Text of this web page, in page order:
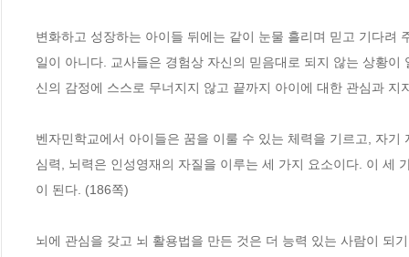
변화하고 성장하는 아이들 뒤에는 같이 눈물 흘리며 믿고 기다려
일이 아니다. 교사들은 경험상 자신의 믿음대로 되지 않는 상황
신의 감정에 스스로 무너지지 않고 끝까지 아이에 대한 관심과
벤자민학교에서 아이들은 꿈을 이룰 수 있는 체력을 기르고, 자
심력, 뇌력은 인성영재의 자질을 이루는 세 가지 요소이다. 이 세
이 된다. (186쪽)
뇌에 관심을 갖고 뇌 활용법을 만든 것은 더 능력 있는 사람이 되